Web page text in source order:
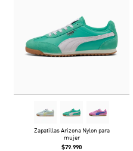
Zapatillas Arizona Nylon para
mujer
$79.990